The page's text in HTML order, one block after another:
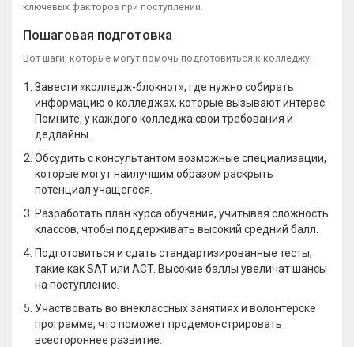
ключевых факторов при поступлении.
Пошаговая подготовка
Вот шаги, которые могут помочь подготовиться к колледжу:
Завести «колледж-блокнот», где нужно собирать
информацию о колледжах, которые вызывают интерес.
Помните, у каждого колледжа свои требования и
дедлайны.
Обсудить с консультантом возможные специализации,
которые могут наилучшим образом раскрыть
потенциал учащегося.
Разработать план курса обучения, учитывая сложность
классов, чтобы поддерживать высокий средний балл.
Подготовиться и сдать стандартизированные тесты,
такие как SAT или ACT. Высокие баллы увеличат шансы
на поступление.
Участвовать во внеклассных занятиях и волонтерске
программе, что поможет продемонстрировать
всестороннее развитие.